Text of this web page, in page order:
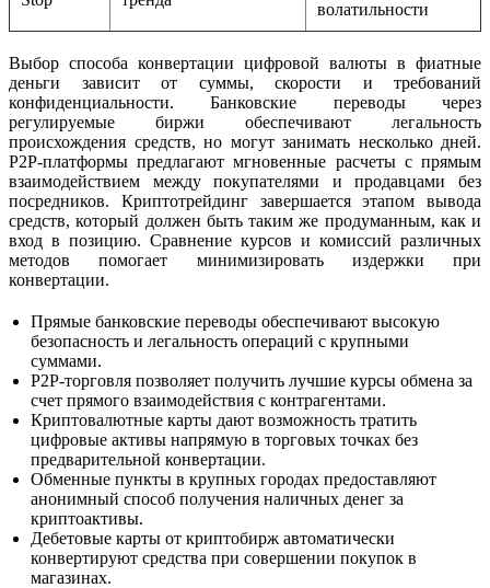
волатильности
Выбор способа конвертации цифровой валюты в фиатные
деньги зависит от суммы, скорости и требований
конфиденциальности. Банковские переводы через
регулируемые биржи обеспечивают легальность
происхождения средств, но могут занимать несколько дней.
P2P-платформы предлагают мгновенные расчеты с прямым
взаимодействием между покупателями и продавцами без
посредников. Криптотрейдинг завершается этапом вывода
средств, который должен быть таким же продуманным, как и
вход в позицию. Сравнение курсов и комиссий различных
методов помогает минимизировать издержки при
конвертации.
Прямые банковские переводы обеспечивают высокую
безопасность и легальность операций с крупными
суммами.
P2P-торговля позволяет получить лучшие курсы обмена за
счет прямого взаимодействия с контрагентами.
Криптовалютные карты дают возможность тратить
цифровые активы напрямую в торговых точках без
предварительной конвертации.
Обменные пункты в крупных городах предоставляют
анонимный способ получения наличных денег за
криптоактивы.
Дебетовые карты от криптобирж автоматически
конвертируют средства при совершении покупок в
магазинах.